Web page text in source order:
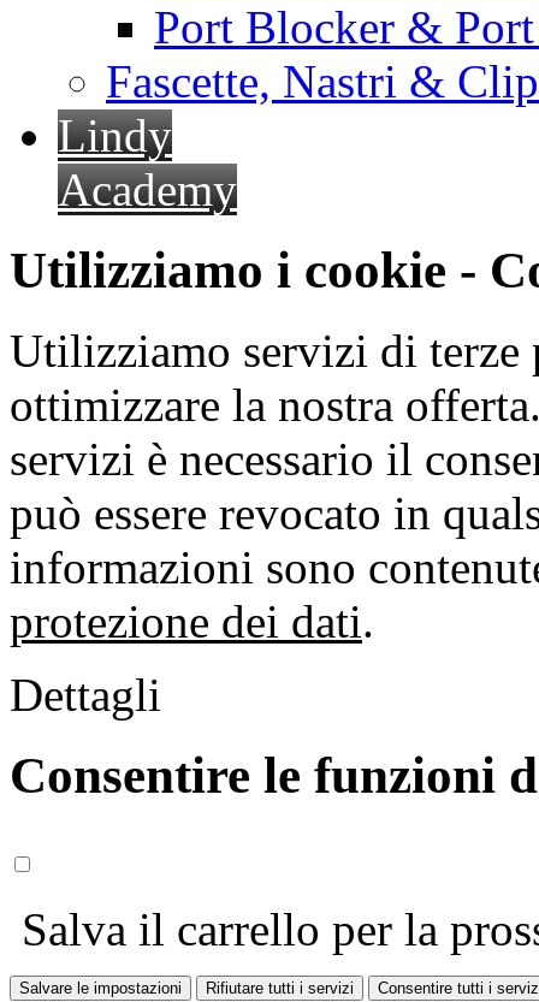
Port Blocker &
Fascette, Nastri &
Lindy
Academy
Utilizziamo i cookie -
Utilizziamo servizi di terze
ottimizzare la nostra
servizi è necessario il
può essere revocato in
informazioni sono
protezione dei dati.
Dettagli
Consentire le funzioni
Salva il carrello per la
Salvare le impostazioni Rifiutare tutti i servizi Consentire tutti i